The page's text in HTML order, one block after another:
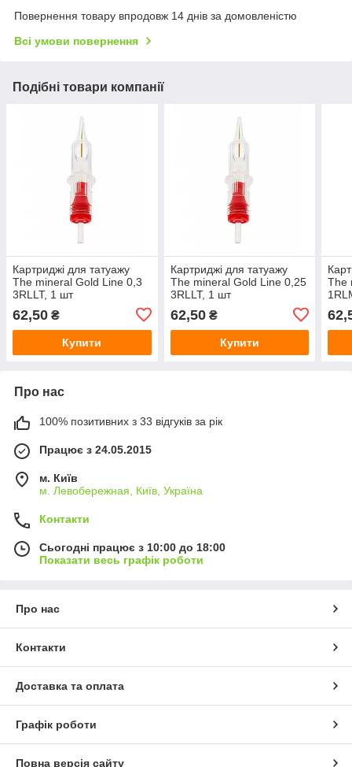
Повернення товару впродовж 14 днів за домовленістю
Всі умови повернення
Подібні товари компанії
Картриджі для татуажу
The mineral Gold Line 0,3
3RLLT, 1 шт
62,50 ₴
Купити
Картриджі для татуажу
The mineral Gold Line 0,25
3RLLT, 1 шт
62,50₴
Купити
The
Про нас
100% позитивних з 33 відгуків за рік
Працює з 24.05.2015
м. Київ
м. Левобережная, Київ, Україна
Контакти
Сьогодні працює з 10:00 до 18:00
Показати весь графік роботи
Про нас
Контакти
Доставка та оплата
Графік роботи
Повна версія сайту